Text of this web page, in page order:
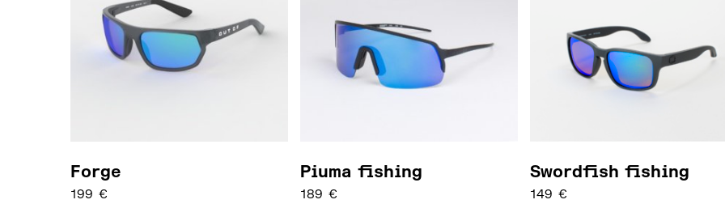
Forge
199 €
Piuma fishing
189€
Swordfish fishing
149€